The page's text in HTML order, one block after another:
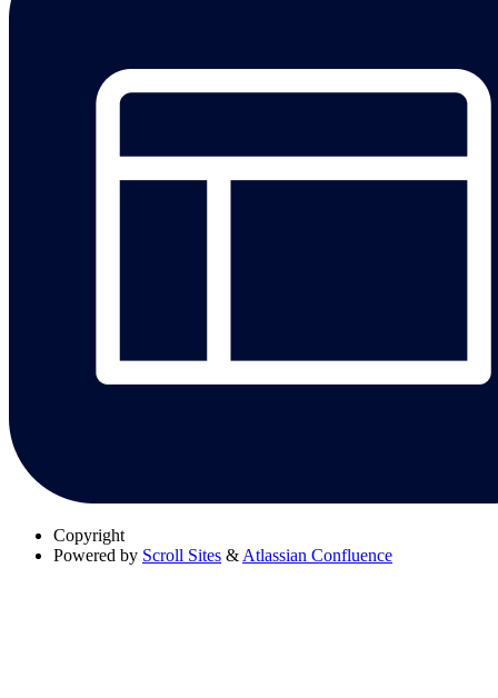
Copyright
Powered by Scroll Sites & Atlassian Confluence